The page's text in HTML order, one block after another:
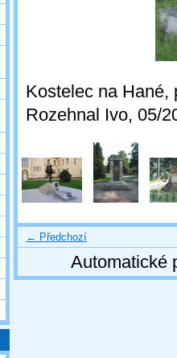
Kostelec na Hané,
Rozehnal Ivo, 05/
← Předchozí
Automatické